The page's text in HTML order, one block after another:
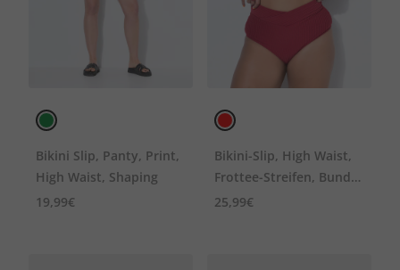
Bikini Slip, Panty, Print,
High Waist, Shaping
19,99€
Bikini-Slip, High Waist,
Frottee-Streifen, Bund
in Wickeloptik
25,99€